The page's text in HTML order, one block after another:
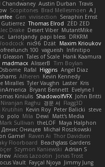
Chandwaney Austin Durban Travis
Scopitones Brad Mellesmoen A J
Gen viviisection Seraphin Ernst
Thomas Elrod ZED ZED
Drake Desert Viber MutantMike
Lariotjandy papi bless DRKRM
nic96 Dzät Maxim Krioukov
100 vagueish Infinitipo
Gleason Tales of Scale Hank Kaamura
madmacx AlisserB Tim Boylan
Rafal Higgins Angel Diaz
Alheren Kevin Kennedy
Miralles Tyler Vaughn Laster Kris
Bryant Bennett Evelyne I
Kiniulis ShadowolfVFX John Britti
Niranjan Raghu 경문 서 Flagg3D
Krutihin Kevin Roy Peter Balicki steve
polo Mila Dewi
Matt's Media
Mark Sullivan theLOF Maya Halphon
Денис Оницев Michał Roszkowski
Game!
Raven Ai Thor Davidsen
Floorboard Beachglass Gardens
Szymon Kaniewski Adrian S
Alexis Lazootin
Jonas Trost
Vault Fayçal Njoya Jimmy Jung